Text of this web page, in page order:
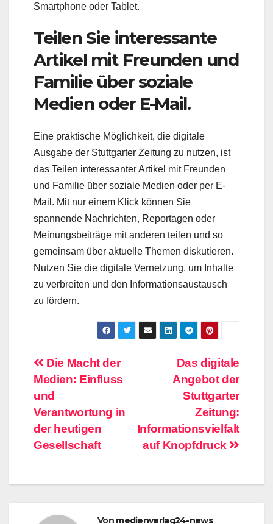
Smartphone oder Tablet.
Teilen Sie interessante
Artikel mit Freunden und
Familie über soziale
Medien oder E-Mail.
Eine praktische Möglichkeit, die digitale
Ausgabe der Stuttgarter Zeitung zu nutzen, ist
das Teilen interessanter Artikel mit Freunden
und Familie über soziale Medien oder per E-
Mail. Mit nur einem Klick können Sie
spannende Nachrichten, Reportagen oder
Meinungsbeiträge mit anderen teilen und so
gemeinsam über aktuelle Themen diskutieren.
Nutzen Sie die digitale Vernetzung, um Inhalte
zu verbreiten und den Informationsaustausch
zu fördern.
BeitragsnavigationDas digitale
Angebot der
Stuttgarter
Zeitung:
Informationsvielfalt
auf Knopfdruck
Die Macht der
Medien: Einfluss
und
Verantwortung in
der heutigen
Gesellschaft
Von medienverlag24-news